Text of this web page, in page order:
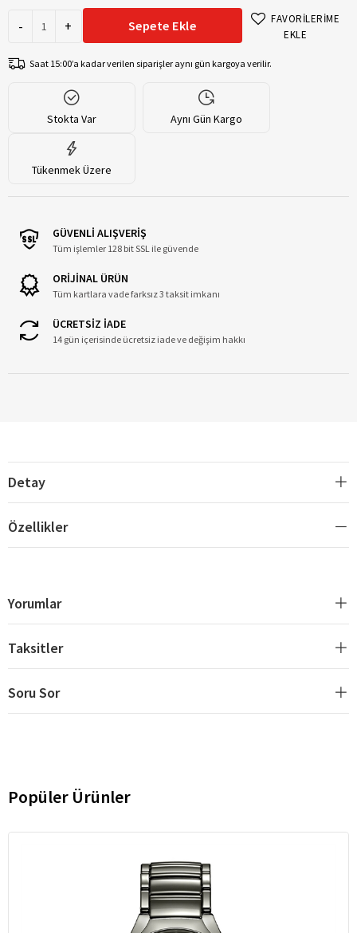
- + Sepete Ekle
FAVORİLERİME
EKLE
Saat 15:00’a kadar verilen siparişler aynı gün kargoya verilir.
Stokta Var Aynı Gün Kargo
Tükenmek Üzere
GÜVENLİ ALIŞVERİŞ
Tüm işlemler 128 bit SSL ile güvende
ORİJİNAL ÜRÜN
Tüm kartlara vade farksız 3 taksit imkanı
ÜCRETSİZ İADE
14 gün içerisinde ücretsiz iade ve değişim hakkı
Detay
Özellikler
Yorumlar
Taksitler
Soru Sor
Popüler Ürünler